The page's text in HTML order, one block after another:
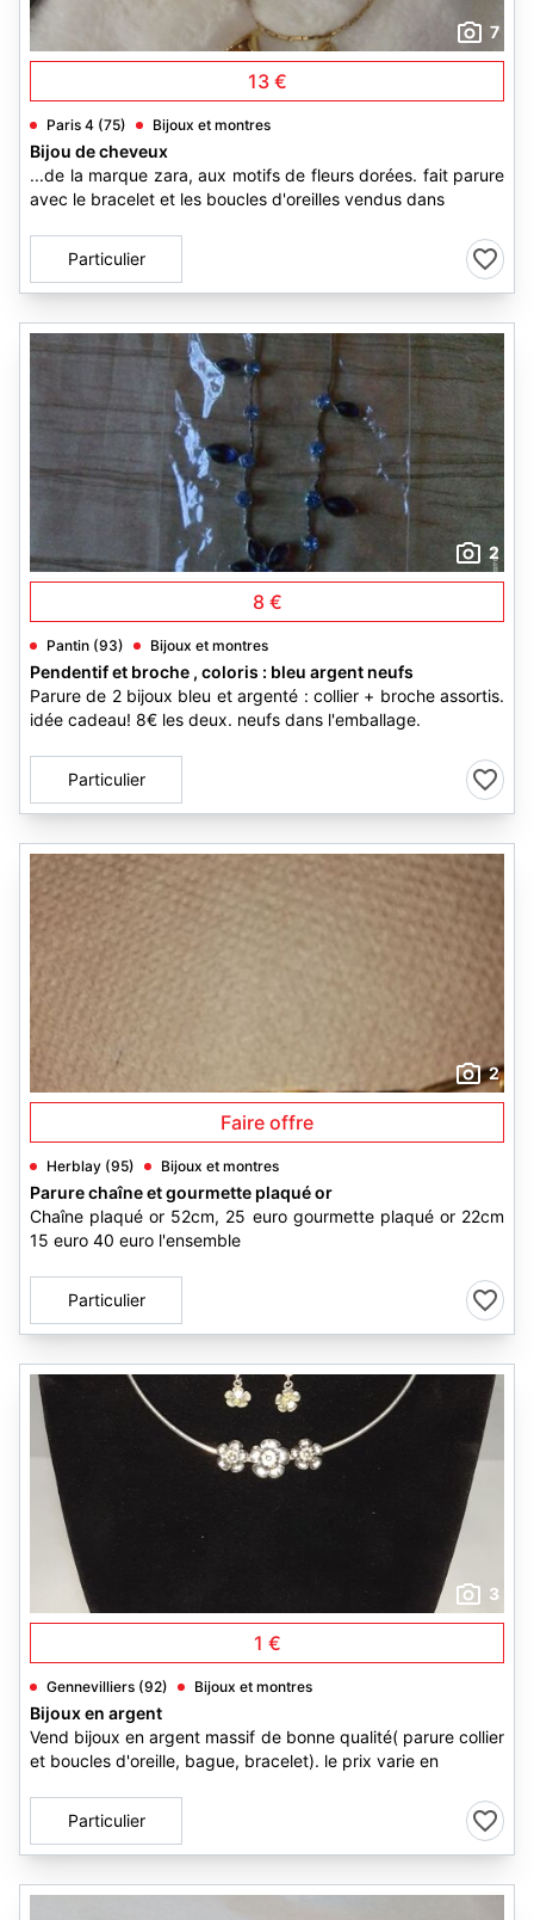
7
13 €
Paris 4 (75) Bijoux et montres
Bijou de cheveux
...de la marque zara, aux motifs de fleurs dorées. fait parure
avec le bracelet et les boucles d'oreilles vendus dans
Particulier
2
8 €
Pantin (93) Bijoux et montres
Pendentif et broche , coloris : bleu argent neufs
Parure de 2 bijoux bleu et argenté : collier + broche assortis.
idée cadeau! 8€ les deux. neufs dans l'emballage.
Particulier
2
Faire offre
Herblay (95) Bijoux et montres
Parure chaîne et gourmette plaqué or
Chaîne plaqué or 52cm, 25 euro gourmette plaqué or 22cm
15 euro 40 euro l'ensemble
Particulier
3
1 €
Gennevilliers (92) Bijoux et montres
Bijoux en argent
Vend bijoux en argent massif de bonne qualité( parure collier
et boucles d'oreille, bague, bracelet). le prix varie en
Particulier